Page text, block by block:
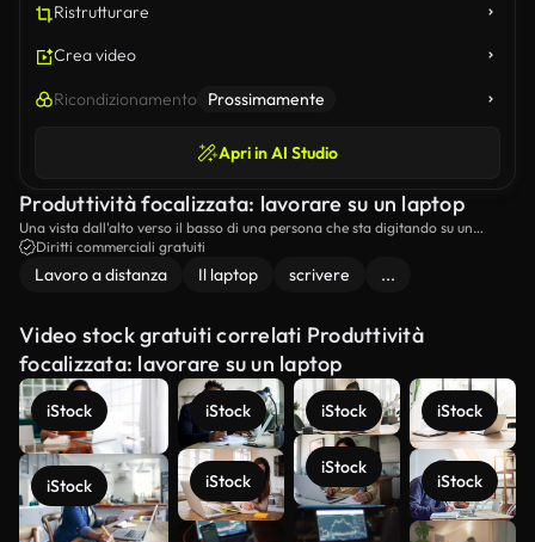
Ristrutturare
Crea video
Ricondizionamento Prossimamente
Apri in AI Studio
Produttività focalizzata: lavorare su un laptop
Una vista dall'alto verso il basso di una persona che sta digitando su un
computer portatile a un tavolo in legno, con un notebook e una tazza di caffè
accanto a loro.
Diritti commerciali gratuiti
Lavoro a distanza Il laptop scrivere ...
Video stock gratuiti correlati Produttività
focalizzata: lavorare su un laptop
iStock
iStock
iStock
iStock
iStock
iStock
iStock
iStock